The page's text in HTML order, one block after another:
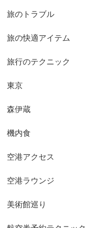
旅のトラブル
旅の快適アイテム
旅行のテクニック
東京
森伊蔵
機内食
空港アクセス
空港ラウンジ
美術館巡り